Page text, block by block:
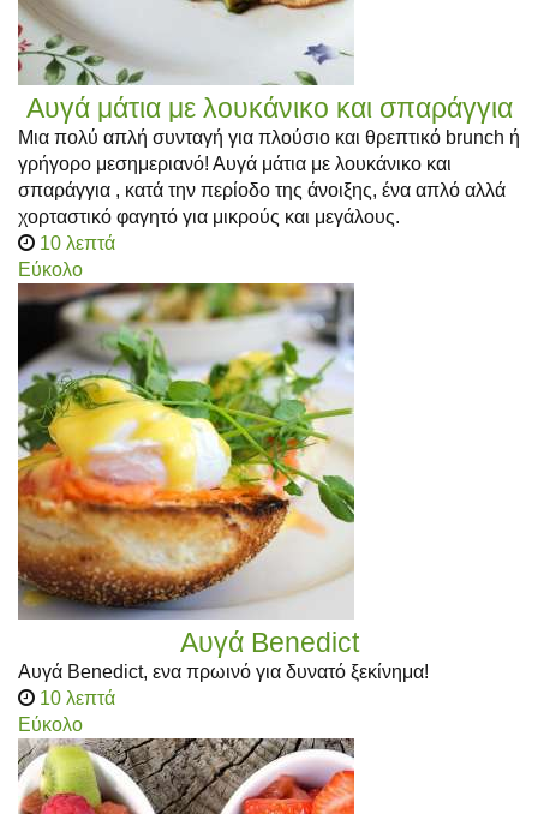
Αυγά μάτια με λουκάνικο και σπαράγγια
Μια πολύ απλή συνταγή για πλούσιο και θρεπτικό brunch ή
γρήγορο μεσημεριανό! Αυγά μάτια με λουκάνικο και
σπαράγγια , κατά την περίοδο της άνοιξης, ένα απλό αλλά
χορταστικό φαγητό για μικρούς και μεγάλους.
10 λεπτά
Εύκολο
Αυγά Benedict
Αυγά Benedict, ενα πρωινό για δυνατό ξεκίνημα!
10 λεπτά
Εύκολο